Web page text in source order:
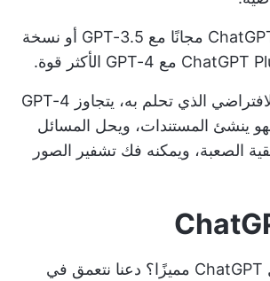
مع GPT-3.5 أو نسخة
بصفته المساعد الافتراضي الذي تحلم به، يتجاوز GPT-4
ينشئ المستندات، ويحل المسائل
الصعبة، ويمكنه فك تشفير الصور
إذًا، ما الذي يجعل ChatGPT مميزًا؟ دعنا نتعمق في